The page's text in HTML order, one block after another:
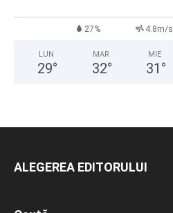
27% 4.8m/s
LUN
29°
MAR
32°
MIE
31 °
ALEGEREA EDITORULUI